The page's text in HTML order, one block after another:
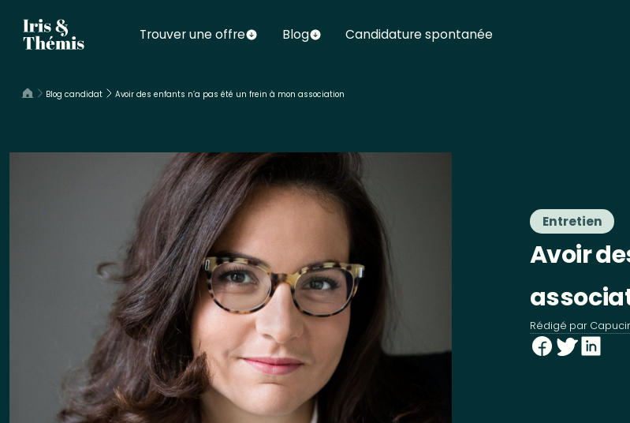
Trouver une offre Blog Candidature spontanée
Blog candidat Avoir des enfants n’a pas été un frein à mon association
Entretien
Avoir
Rédigé par